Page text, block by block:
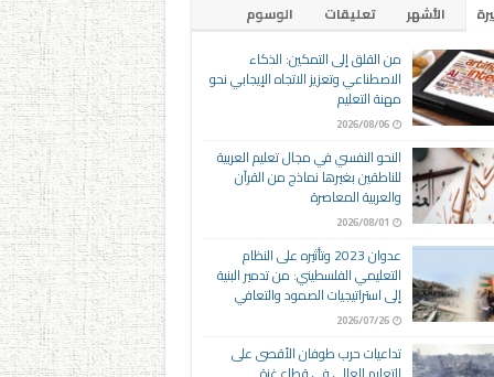
الأشهر تعليقات
الوسوم
من القلق إلى التمكين: الذكاء
الاصطناعي وتعزيز الاتجاه الإيجابي نحو
مهنة التعليم
2026/08/06
النحو النفسي في مجال تعليم العربية
للناطقين بغيرها نماذج من القرآن
والعربية المعاصرة
2026/08/01
عدوان 2023 وتأثيره على النظام
التعليمي الفلسطيني: من تدمير البنية
إلى استراتيجيات الصمود والتعافي
2026/07/26
تداعيات حرب طوفان الأقصى على